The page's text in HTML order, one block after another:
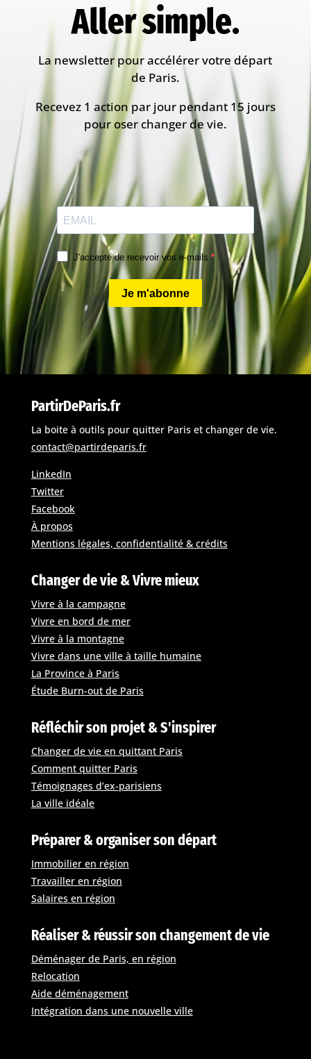
Aller simple.
La newsletter pour accélérer votre départ
de Paris.
Recevez 1 action par jour pendant 15 jours
pour oser changer de vie.
J'accepte de recevoir vos e-mails.
Je m'abonne
PartirDeParis.fr
La boite à outils pour quitter Paris et changer de vie.
contact@partirdeparis.fr
LinkedIn
Twitter
Facebook
À propos
Mentions légales, confidentialité & crédits
Changer de vie & Vivre mieux
Vivre à la campagne
Vivre en bord de mer
Vivre à la montagne
Vivre dans une ville à taille humaine
La Province à Paris
Étude Burn-out de Paris
Réfléchir son projet & S'inspirer
Changer de vie en quittant Paris
Comment quitter Paris
Témoignages d’ex-parisiens
La ville idéale
Préparer & organiser son départ
Immobilier en région
Travailler en région
Salaires en région
Réaliser & réussir son changement de vie
Déménager de Paris, en région
Relocation
Aide déménagement
Intégration dans une nouvelle ville